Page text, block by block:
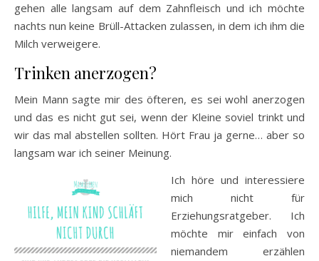
gehen alle langsam auf dem Zahnfleisch und ich möchte
nachts nun keine Brüll-Attacken zulassen, in dem ich ihm die
Milch verweigere.
Trinken anerzogen?
Mein Mann sagte mir des öfteren, es sei wohl anerzogen
und das es nicht gut sei, wenn der Kleine soviel trinkt und
wir das mal abstellen sollten. Hört Frau ja gerne… aber so
langsam war ich seiner Meinung.
Ich höre und interessiere
mich nicht für
Erziehungsratgeber. Ich
möchte mir einfach von
niemandem erzählen